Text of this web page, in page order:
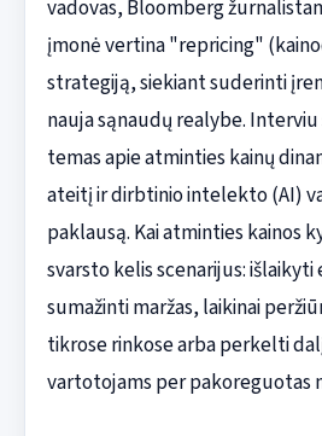
vadovas, Bloomberg
įmonė vertina "repricing"
strategiją, siekiant suderinti
nauja sąnaudų realybe.
temas apie atminties kainų
ateitį ir dirbtinio intelekto (AI)
paklausą. Kai atminties kainos
svarsto kelis scenarijus: išlaikyti
sumažinti maržas, laikinai
tikrose rinkose arba perkelti
vartotojams per pakoreguotas